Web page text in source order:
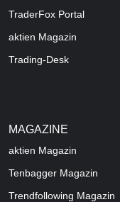
TraderFox Portal
aktien Magazin
Trading-Desk
MAGAZINE
aktien Magazin
Tenbagger Magazin
Trendfollowing Magazin